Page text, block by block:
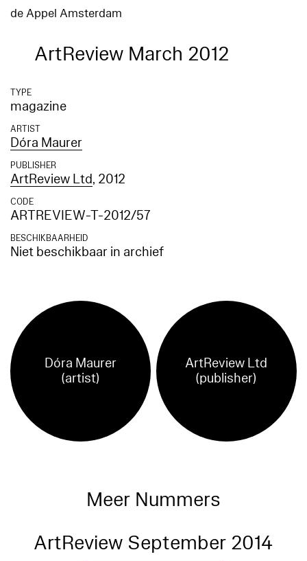
de Appel Amsterdam
ArtReview March 2012
TYPE
magazine
ARTIST
Dóra Maurer
PUBLISHER
ArtReview Ltd, 2012
CODE
ARTREVIEW-T-2012/57
BESCHIKBAARHEID
Niet beschikbaar in archief
Dóra Maurer
(artist)
ArtReview Ltd
(publisher)
Meer Nummers
ArtReview September 2014